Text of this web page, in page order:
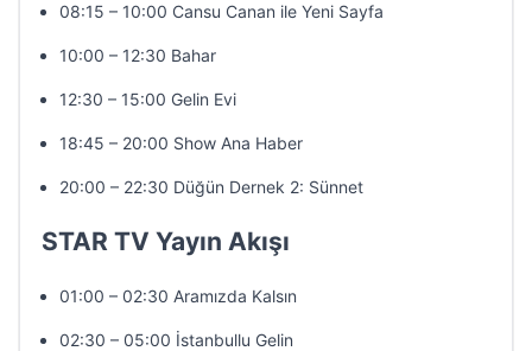
08:15 – 10:00 Cansu Canan ile Yeni Sayfa
10:00 – 12:30 Bahar
12:30 – 15:00 Gelin Evi
18:45 – 20:00 Show Ana Haber
20:00 – 22:30 Düğün Dernek 2: Sünnet
STAR TV Yayın Akışı
01:00 – 02:30 Aramızda Kalsın
02:30 – 05:00 İstanbullu Gelin